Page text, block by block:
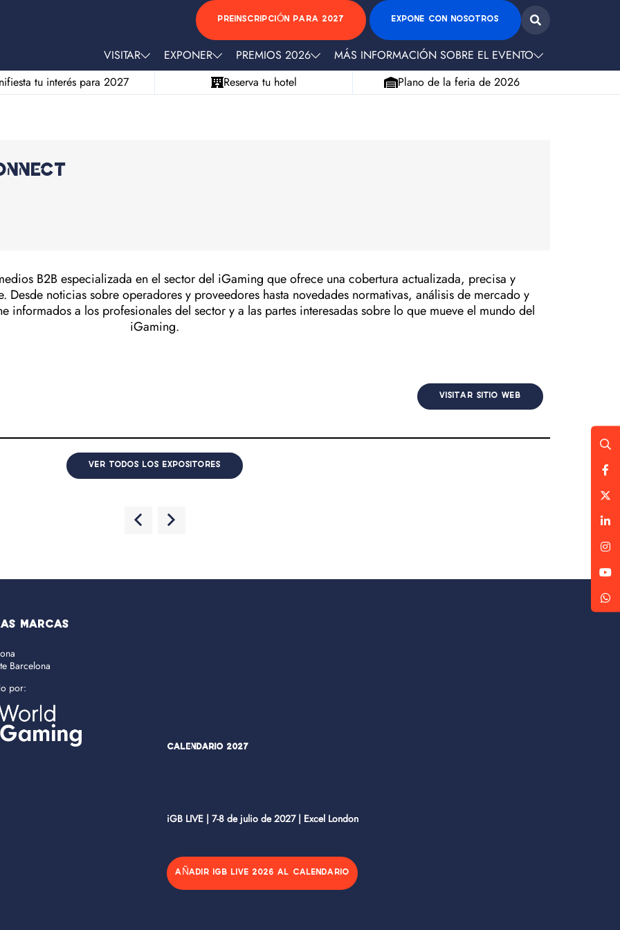
PREINSCRIPCIÓN PARA 2027 EXPONE CON NOSOTROS
VISITAR EXPONER PREMIOS 2026
MÁS INFORMACIÓN SOBRE EL EVENTO
tu interés para 2027 Reserva tu hotel Plano de la feria de 2026
B2B especializada en el sector del iGaming que ofrece una cobertura actualizada, precisa y
Desde noticias sobre operadores y proveedores hasta novedades normativas, análisis de mercado y
informados a los profesionales del sector y a las partes interesadas sobre lo que mueve el mundo del
iGaming.
VISITAR SITIO WEB
VER TODOS LOS EXPOSITORES
MARCAS
Barcelona
por:
Calendario 2027
iGB LIVE | 7-8 de julio de 2027 | Excel London
AÑADIR IGB LIVE 2026 AL CALENDARIO